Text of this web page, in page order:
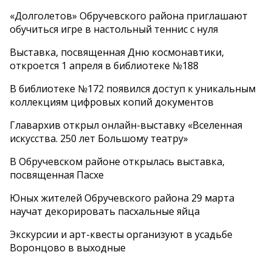
«Долголетов» Обручевского района приглашают
обучиться игре в настольный теннис с нуля
Выставка, посвященная Дню космонавтики,
откроется 1 апреля в библиотеке №188
В библиотеке №172 появился доступ к уникальным
коллекциям цифровых копий документов
Главархив открыл онлайн-выставку «Вселенная
искусства. 250 лет Большому театру»
В Обручевском районе открылась выставка,
посвященная Пасхе
Юных жителей Обручевского района 29 марта
научат декорировать пасхальные яйца
Экскурсии и арт-квесты организуют в усадьбе
Воронцово в выходные